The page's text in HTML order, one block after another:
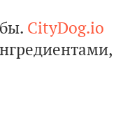
CityDog.io